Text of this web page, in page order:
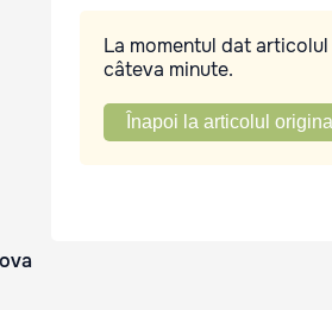
La momentul dat
câteva minute.
Înapoi la articolul original